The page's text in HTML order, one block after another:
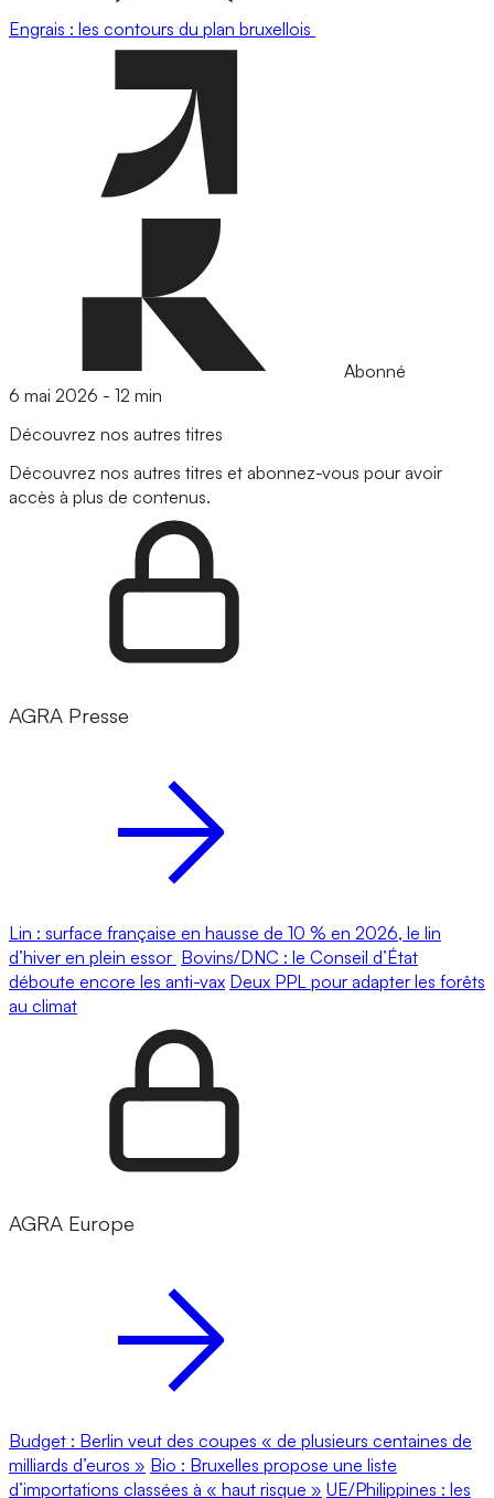
Engrais : les contours du plan bruxellois
Abonné
6 mai 2026 - 12 min
Découvrez nos autres titres
Découvrez nos autres titres et abonnez-vous pour avoir
accès à plus de contenus.
AGRA Presse
Lin : surface française en hausse de 10 % en 2026, le lin
d’hiver en plein essor Bovins/DNC : le Conseil d’État
déboute encore les anti-vax Deux PPL pour adapter les forêts
au climat
AGRA Europe
Budget : Berlin veut des coupes « de plusieurs centaines de
milliards d’euros » Bio : Bruxelles propose une liste
d’importations classées à « haut risque » UE/Philippines : les